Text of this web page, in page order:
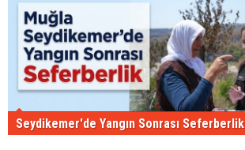
Seydikemer'de Yangın Sonrası Seferberlik